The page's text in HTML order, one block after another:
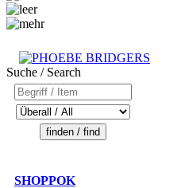
Suche / Search
SHOPPOK